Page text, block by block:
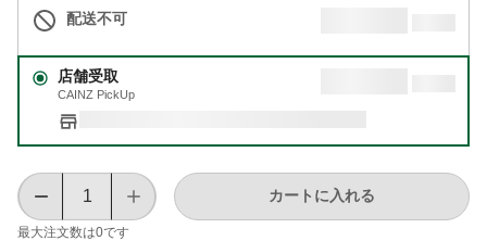
配送不可
店舗受取
CAINZ PickUp
最大注文数は0です
カートに入れる